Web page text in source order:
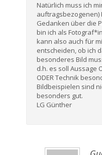
Natürlich muss ich
auftragsbezogenen)
Gedanken über die
bin ich als
kann also auch für
entscheiden, ob ich
besonderes Bild
d.h. es soll Aussage
ODER Technik
Bildbeispielen sind
besonders gut.
LG Günther